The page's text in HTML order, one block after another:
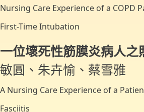
Nursing Care Experience of a COPD
First-Time Intubation
一位壞死性筋膜炎病人之
敏圓、朱卉愉、蔡雪雅
A Nursing Care Experience of a
Fasciitis